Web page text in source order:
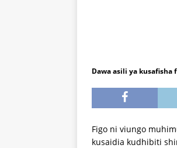
Dawa asili ya kusafisha
Figo ni viungo
kusaidia kudhibiti